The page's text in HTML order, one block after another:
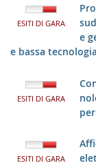
ESITI DI GARA
e
e bassa
ESITI DI GARA
per
ESITI DI GARA